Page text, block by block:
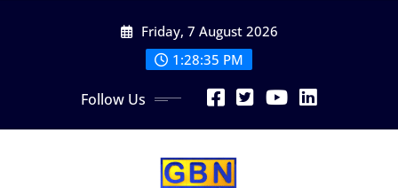
Friday, 7 August 2026
1:28:36 PM
Follow Us